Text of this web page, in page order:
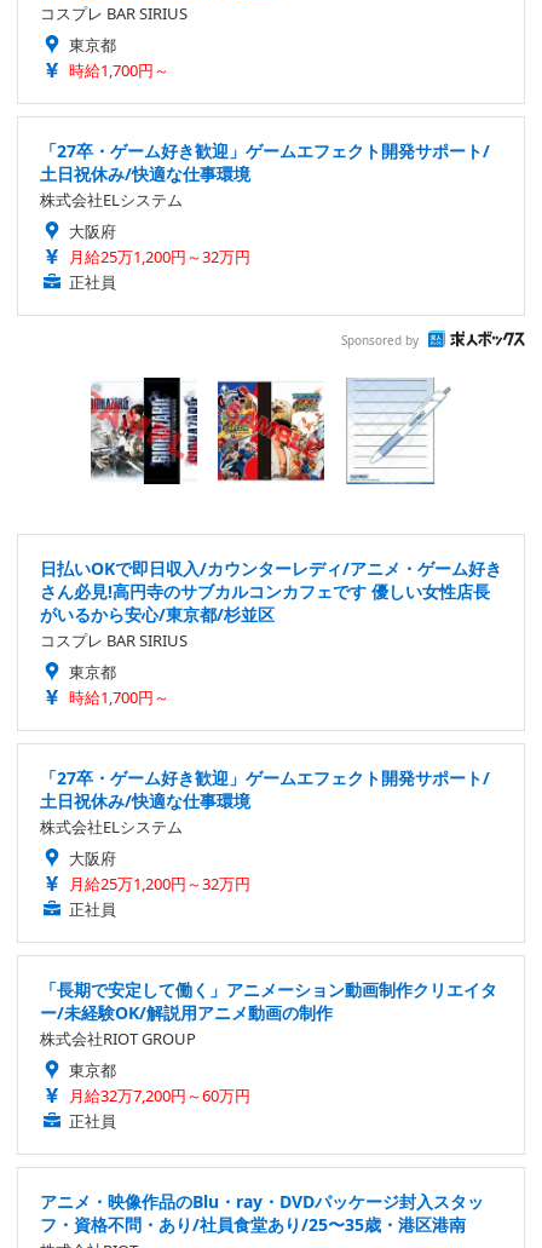
コスプレ BAR SIRIUS
東京都
時給1,700円～
「27卒・ゲーム好き歓迎」ゲームエフェクト開発サポート/
土日祝休み/快適な仕事環境
株式会社ELシステム
大阪府
月給25万1,200円～32万円
正社員
Sponsored by
日払いOKで即日収入/カウンターレディ/アニメ・ゲーム好き
さん必見!高円寺のサブカルコンカフェです 優しい女性店長
がいるから安心/東京都/杉並区
コスプレ BAR SIRIUS
東京都
時給1,700円～
「27卒・ゲーム好き歓迎」ゲームエフェクト開発サポート/
土日祝休み/快適な仕事環境
株式会社ELシステム
大阪府
月給25万1,200円～32万円
正社員
「長期で安定して働く」アニメーション動画制作クリエイタ
ー/未経験OK/解説用アニメ動画の制作
株式会社RIOT GROUP
東京都
月給32万7,200円～60万円
正社員
アニメ・映像作品のBlu・ray・DVDパッケージ封入スタッ
フ・資格不問・あり/社員食堂あり/25〜35歳・港区港南